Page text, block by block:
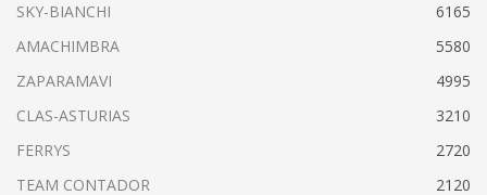
SKY-BIANCHI
6165
AMACHIMBRA
5580
ZAPARAMAVI
4995
CLAS-ASTURIAS
3210
FERRYS
2720
TEAM CONTADOR
2120